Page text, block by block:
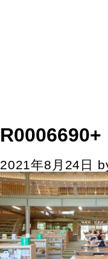
R0006690+
2021年8月24日